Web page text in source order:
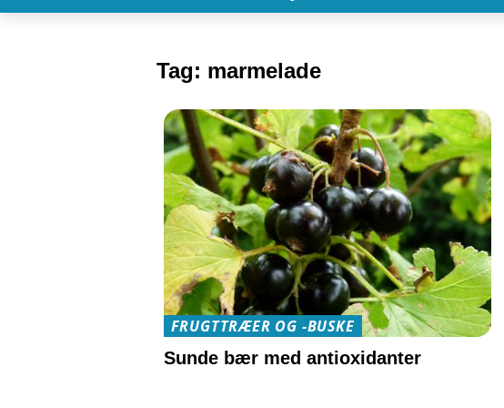
Tag: marmelade
FRUGTTRÆER OG -BUSKE
Sunde bær med antioxidanter